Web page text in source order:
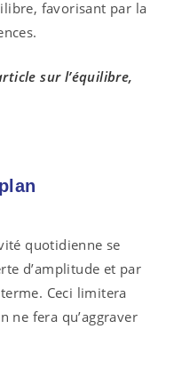
favorisant par la
sur l’équilibre,
quotidienne se
d’amplitude et par
Ceci limitera
ne fera qu’aggraver